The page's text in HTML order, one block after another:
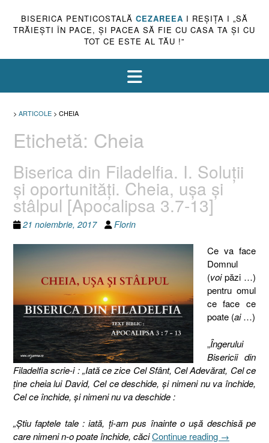
BISERICA PENTICOSTALĂ CEZAREEA I REŞIŢA I „SĂ
TRĂIEŞTI ÎN PACE, ŞI PACEA SĂ FIE CU CASA TA ŞI CU
TOT CE ESTE AL TĂU !”
> ARTICOLE > CHEIA
Etichetă: Cheia
Biserica din Filadelfia. I. Soluţii
şi oportunităţi. Cheia, uşa şi
stâlpul [Apocalipsa 3.7-13]
21 noiembrie, 2017 Florin
Ce va face
Domnul
(voipăzi …)
pentru omul
ce face ce
poate (ai…)
„Îngerului
Bisericii din
Filadelfia scrie-i : „Iată ce zice Cel Sfânt, Cel Adevărat, Cel ce
ţine cheia lui David, Cel ce deschide, şi nimeni nu va închide,
Cel ce închide, şi nimeni nu va deschide :
„Ştiu faptele tale : iată, ţi-am pus înainte o uşă deschisă pe
care nimeni n-o poate închide, căciContinue reading „Biserica
→